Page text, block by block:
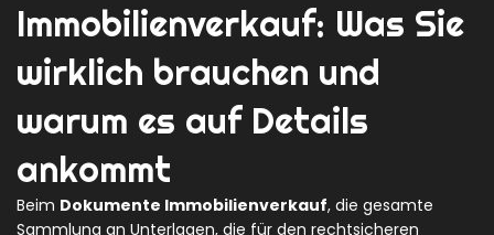
Immobilienverkauf: Was Sie
wirklich brauchen und
warum es auf Details
ankommt
Beim Dokumente Immobilienverkauf, die gesamte
Sammlung an Unterlagen, die für den rechtsicheren